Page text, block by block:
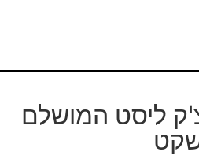
ליסט המושלם